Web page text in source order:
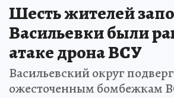
Шесть жителей
Васильевки были
атаке дрона ВСУ
Васильевский округ
ожесточенным бомбежкам